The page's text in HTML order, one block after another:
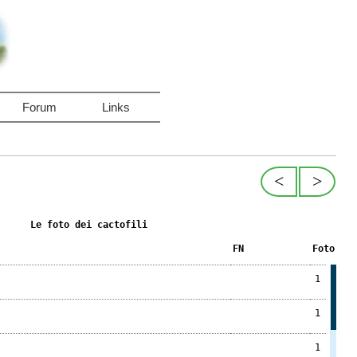
Forum Links
>
<
Le foto dei cactofili
FN Foto
1
1
1